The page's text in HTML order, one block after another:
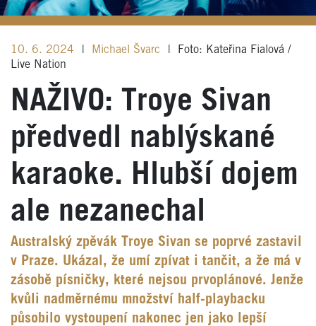
10. 6. 2024 Michael Švarc
Foto: Kateřina Fialová /
Live Nation
NAŽIVO: Troye Sivan
předvedl nablýskané
karaoke. Hlubší dojem
ale nezanechal
Australský zpěvák Troye Sivan se poprvé zastavil
v Praze. Ukázal, že umí zpívat i tančit, a že má v
zásobě písničky, které nejsou prvoplánové. Jenže
kvůli nadměrnému množství half-playbacku
působilo vystoupení nakonec jen jako lepší